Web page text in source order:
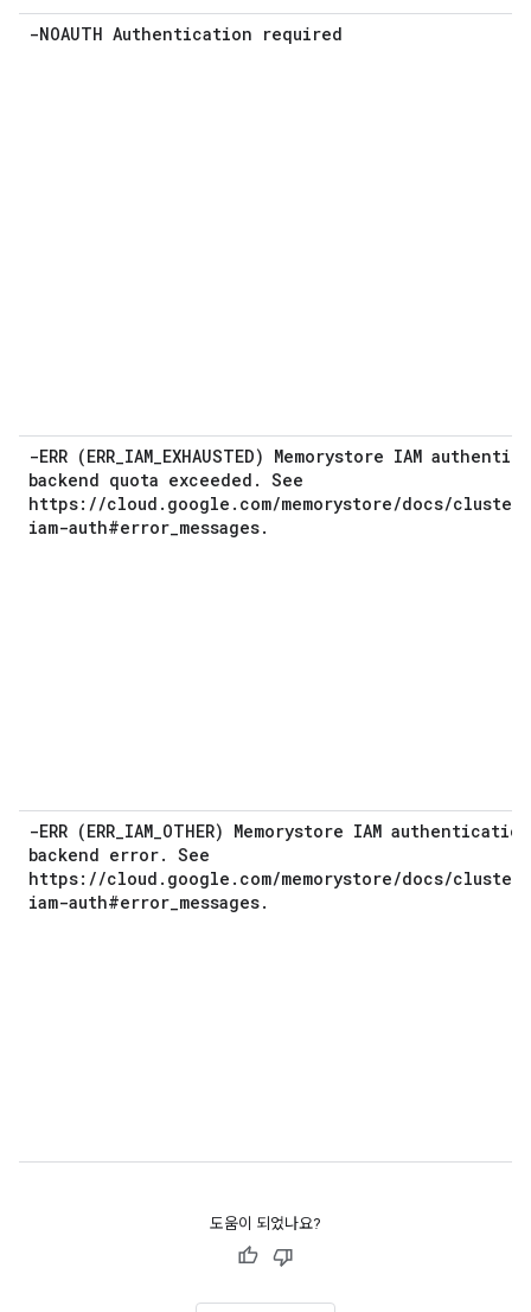
-NOAUTH Authentication required
-ERR (ERR_IAM_EXHAUSTED) Memorystore IAM
backend quota exceeded. See
https://cloud.google.com/memorystore/docs/cluster/
iam-auth#error_messages.
-ERR (ERR_IAM_OTHER) Memorystore IAM authentication
backend error. See
https://cloud.google.com/memorystore/docs/cluster/
iam-auth#error_messages.
도움이 되었나요?